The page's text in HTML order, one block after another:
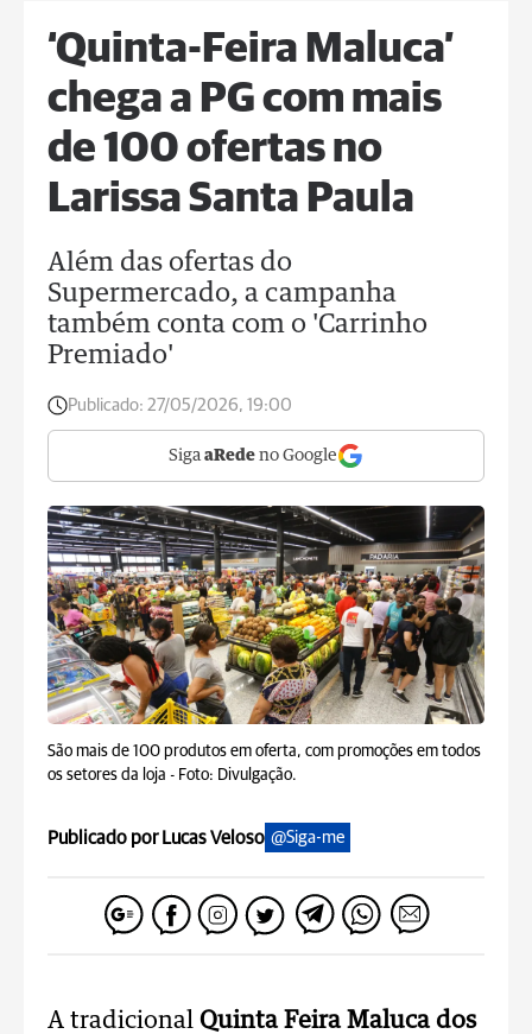
‘Quinta-Feira Maluca’
chega a PG com mais
de 100 ofertas no
Larissa Santa Paula
Além das ofertas do
Supermercado, a campanha
também conta com o 'Carrinho
Premiado'
Publicado: 27/05/2026, 19:00
Siga aRede no Google
São mais de 100 produtos em oferta, com promoções em todos
os setores da loja - Foto: Divulgação.
Publicado por Lucas Veloso @Siga-me
A tradicional Quinta Feira Maluca dos